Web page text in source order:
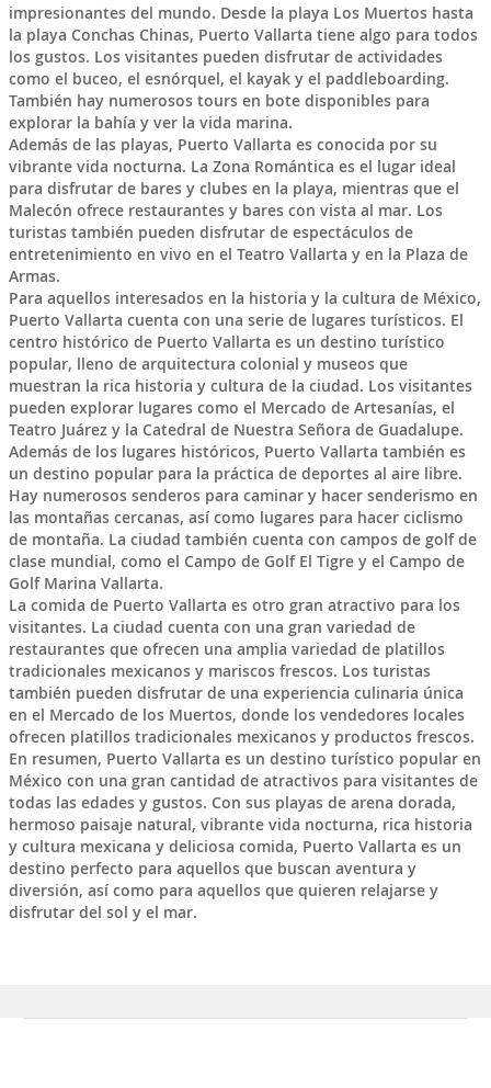
impresionantes del mundo. Desde la playa Los Muertos hasta
la playa Conchas Chinas, Puerto Vallarta tiene algo para todos
los gustos. Los visitantes pueden disfrutar de actividades
como el buceo, el esnórquel, el kayak y el paddleboarding.
También hay numerosos tours en bote disponibles para
explorar la bahía y ver la vida marina.
Además de las playas, Puerto Vallarta es conocida por su
vibrante vida nocturna. La Zona Romántica es el lugar ideal
para disfrutar de bares y clubes en la playa, mientras que el
Malecón ofrece restaurantes y bares con vista al mar. Los
turistas también pueden disfrutar de espectáculos de
entretenimiento en vivo en el Teatro Vallarta y en la Plaza de
Armas.
Para aquellos interesados en la historia y la cultura de México,
Puerto Vallarta cuenta con una serie de lugares turísticos. El
centro histórico de Puerto Vallarta es un destino turístico
popular, lleno de arquitectura colonial y museos que
muestran la rica historia y cultura de la ciudad. Los visitantes
pueden explorar lugares como el Mercado de Artesanías, el
Teatro Juárez y la Catedral de Nuestra Señora de Guadalupe.
Además de los lugares históricos, Puerto Vallarta también es
un destino popular para la práctica de deportes al aire libre.
Hay numerosos senderos para caminar y hacer senderismo en
las montañas cercanas, así como lugares para hacer ciclismo
de montaña. La ciudad también cuenta con campos de golf de
clase mundial, como el Campo de Golf El Tigre y el Campo de
Golf Marina Vallarta.
La comida de Puerto Vallarta es otro gran atractivo para los
visitantes. La ciudad cuenta con una gran variedad de
restaurantes que ofrecen una amplia variedad de platillos
tradicionales mexicanos y mariscos frescos. Los turistas
también pueden disfrutar de una experiencia culinaria única
en el Mercado de los Muertos, donde los vendedores locales
ofrecen platillos tradicionales mexicanos y productos frescos.
En resumen, Puerto Vallarta es un destino turístico popular en
México con una gran cantidad de atractivos para visitantes de
todas las edades y gustos. Con sus playas de arena dorada,
hermoso paisaje natural, vibrante vida nocturna, rica historia
y cultura mexicana y deliciosa comida, Puerto Vallarta es un
destino perfecto para aquellos que buscan aventura y
diversión, así como para aquellos que quieren relajarse y
disfrutar del sol y el mar.